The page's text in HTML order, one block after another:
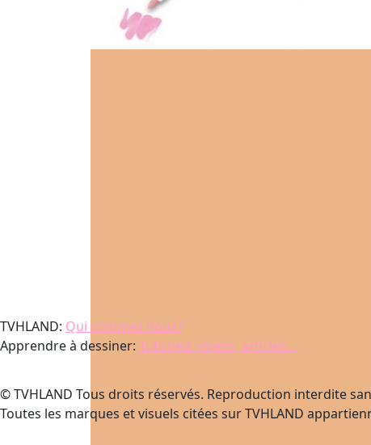
TVHLAND: Qui sommes nous?
Apprendre à dessiner: Tutoriels videos, articles...
© TVHLAND Tous droits réservés. Reproduction interdite
Toutes les marques et visuels citées sur TVHLAND